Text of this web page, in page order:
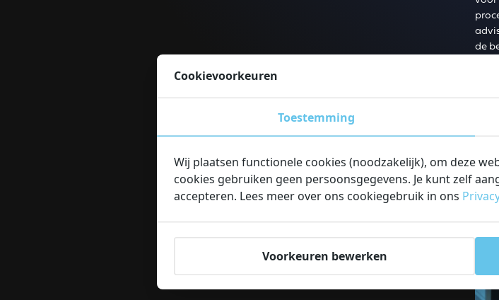
de
zelf
Cookievoorkeuren
Toestemming
Wij plaatsen functionele cookies (noodzakelijk), om deze
cookies gebruiken geen persoonsgegevens. Je kunt zelf
accepteren. Lees meer over ons cookiegebruik in ons
Voorkeuren bewerken